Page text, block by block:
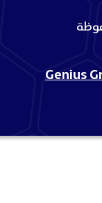
Genius